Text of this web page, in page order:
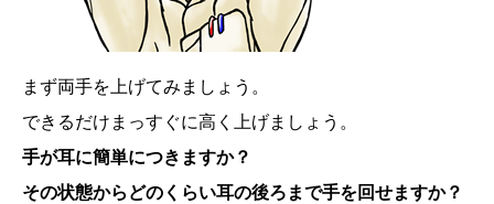
まず両手を上げてみましょう。
できるだけまっすぐに高く上げましょう。
手が耳に簡単につきますか？
その状態からどのくらい耳の後ろまで手を回せますか？